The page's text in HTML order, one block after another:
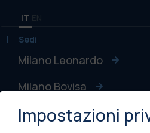
IT
Sedi
Milano Leonardo
Milano Bovisa
Cremona
Impostazioni